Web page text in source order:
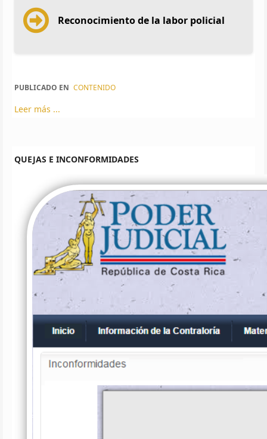
Reconocimiento de la labor policial
PUBLICADO EN CONTENIDO
Leer más ...
QUEJAS E INCONFORMIDADES